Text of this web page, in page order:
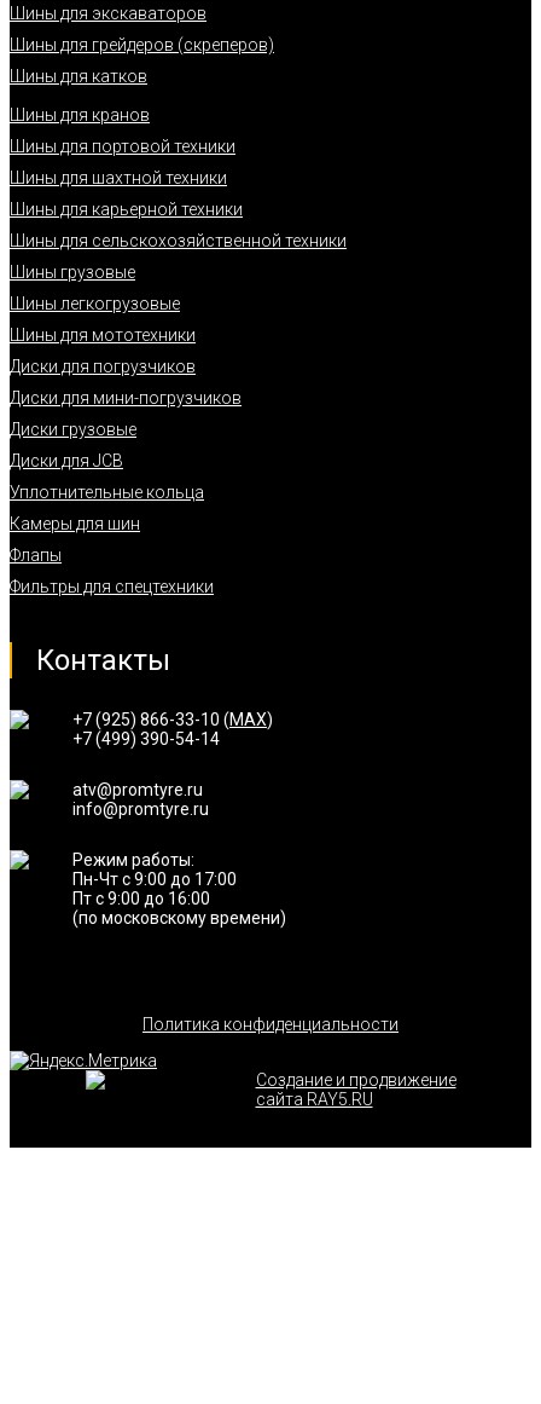
Шины для экскаваторов
Шины для грейдеров (скреперов)
Шины для катков
Шины для кранов
Шины для портовой техники
Шины для шахтной техники
Шины для карьерной техники
Шины для сельскохозяйственной техники
Шины грузовые
Шины легкогрузовые
Шины для мототехники
Диски для погрузчиков
Диски для мини-погрузчиков
Диски грузовые
Диски для JCB
Уплотнительные кольца
Камеры для шин
Флапы
Фильтры для спецтехники
Контакты
+7 (925) 866-33-10 (MAX)
+7 (499) 390-54-14
atv@promtyre.ru
info@promtyre.ru
Режим работы:
Пн-Чт с 9:00 до 17:00
Пт с 9:00 до 16:00
(по московскому времени)
Политика конфиденциальности
Создание и продвижение
сайта RAY5.RU